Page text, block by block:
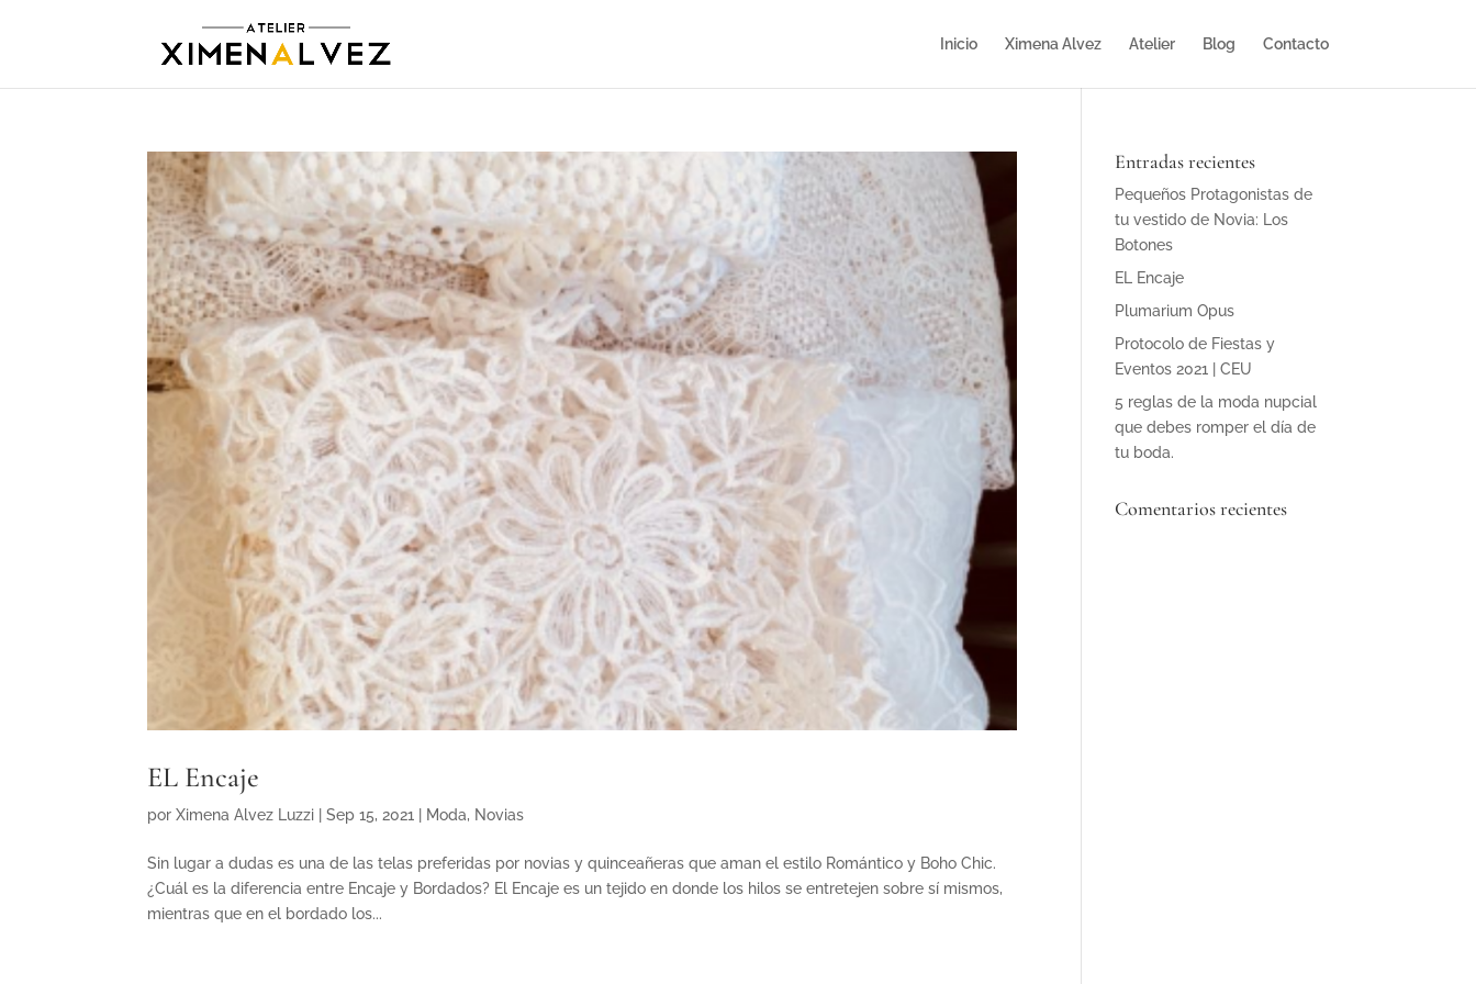
Inicio Ximena Alvez Atelier Blog Contacto
EL Encaje
porXimena Alvez Luzzi |Sep 15, 2021 Moda, Novias
Sin lugar a dudas es una de las telas preferidas por novias y quinceañeras que aman el estilo Romántico y Boho Chic.
¿Cuál es la diferencia entre Encaje y Bordados? El Encaje es un tejido en donde los hilos se entretejen sobre sí mismos,
mientras que en el bordado los...
Entradas recientes
Pequeños Protagonistas de
tu vestido de Novia: Los
Botones
EL Encaje
Plumarium Opus
Protocolo de Fiestas y
Eventos 2021 | CEU
5 reglas de la moda nupcial
que debes romper el día de
tu boda.
Comentarios recientes